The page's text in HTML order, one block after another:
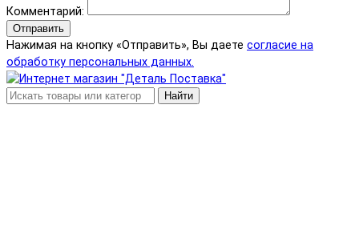
Комментарий:
Отправить
Нажимая на кнопку «Отправить», Вы даете согласие на
обработку персональных данных.
Найти